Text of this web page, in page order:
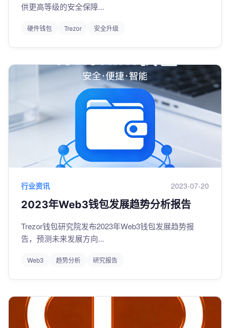
供更高等级的安全保障...
硬件钱包 Trezor 安全升级
行业资讯 2023-07-20
2023年Web3钱包发展趋势分析报告
Trezor钱包研究院发布2023年Web3钱包发展趋势报
告，预测未来发展方向...
Web3 趋势分析 研究报告